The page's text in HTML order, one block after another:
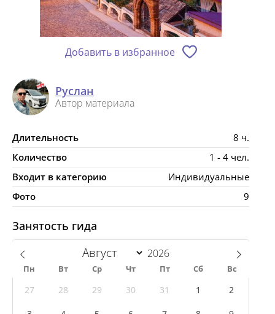
Добавить в избранное
Руслан
Автор материала
Длительность
8 ч.
Количество
1 - 4 чел.
Входит в категорию
Индивидуальные
Фото
9
Занятость гида
Пн Вт Ср Чт Пт Сб Вс
27 28 29 30 31 1 2